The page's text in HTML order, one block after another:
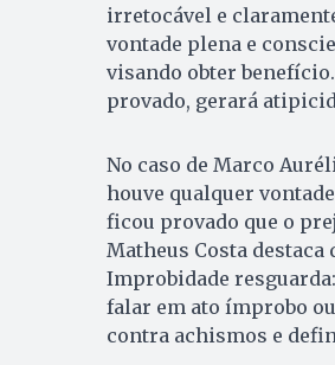
irretocável e
vontade plena e
visando obter
provado, gerará
No caso de Marco
houve qualquer
ficou provado que o
Matheus Costa destaca
Improbidade
falar em ato ímprobo
contra achismos e